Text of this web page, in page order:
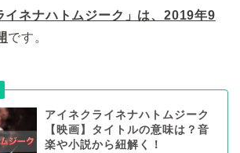
イネナハトムジーク」は、2019年9
です。
アイネクライネナハトムジーク
【映画】タイトルの意味は？音
楽や小説から紐解く！